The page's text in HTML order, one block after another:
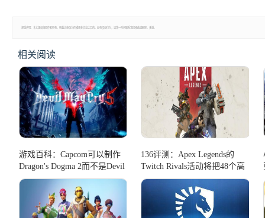
郑重声明：本文版权归原作者所有，转载文章仅为传播更多信息之目的，如有侵权行为，请第一时间联系我们修改或删除，多谢。
相关阅读
游戏百科：Capcom可以制作
Dragon's Dogma 2而不是Devil
May Cry 5
136评测：Apex Legends的
Twitch Rivals活动将把48个高
调的飘带扔进戒指